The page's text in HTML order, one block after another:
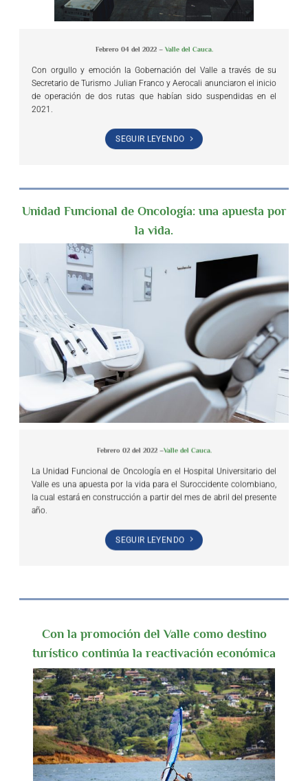
Febrero 04 del 2022 –Valle del Cauca.
Con orgullo y emoción la Gobernación del Valle a través de su
Secretario de Turismo Julian Franco y Aerocali anunciaron el inicio
de operación de dos rutas que habían sido suspendidas en el
2021.
SEGUIR LEYENDO
Unidad Funcional de Oncología: una apuesta por
la vida.
Febrero 02 del 2022 –Valle del Cauca.
La Unidad Funcional de Oncología en el Hospital Universitario del
Valle es una apuesta por la vida para el Suroccidente colombiano,
la cual estará en construcción a partir del mes de abril del presente
año.
SEGUIR LEYENDO
Con la promoción del Valle como destino
turístico continúa la reactivación económica